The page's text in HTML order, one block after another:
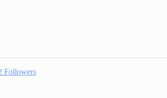
Followers